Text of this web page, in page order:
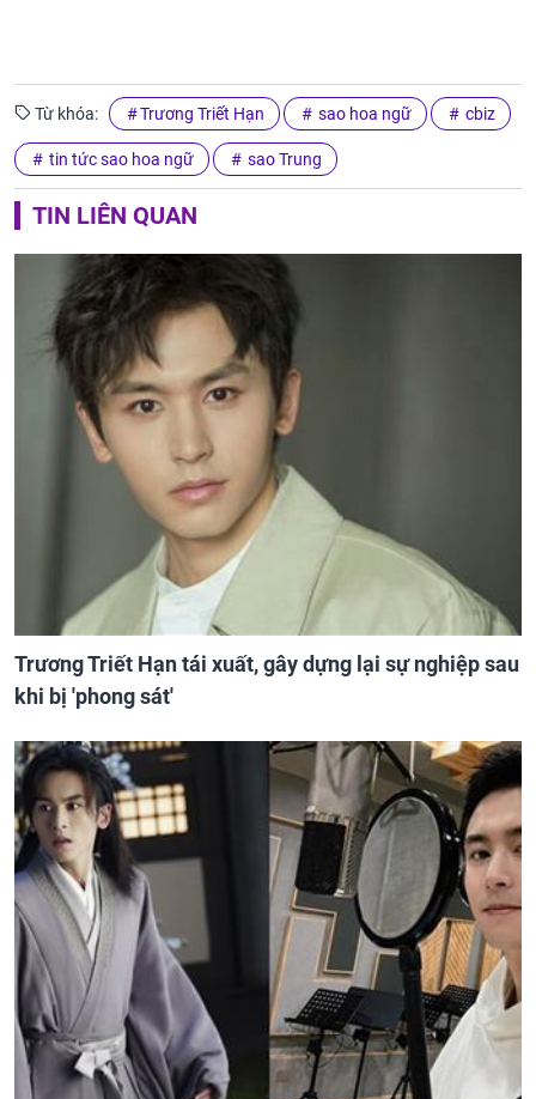
Từ khóa: Trương Triết Hạn sao hoa ngữ cbiz
tin tức sao hoa ngữ sao Trung
TIN LIÊN QUAN
Trương Triết Hạn tái xuất, gây dựng lại sự nghiệp sau
khi bị 'phong sát'